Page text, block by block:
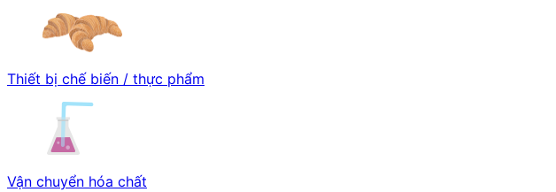
Thiết bị chế biến / thực phẩm
Vận chuyển hóa chất